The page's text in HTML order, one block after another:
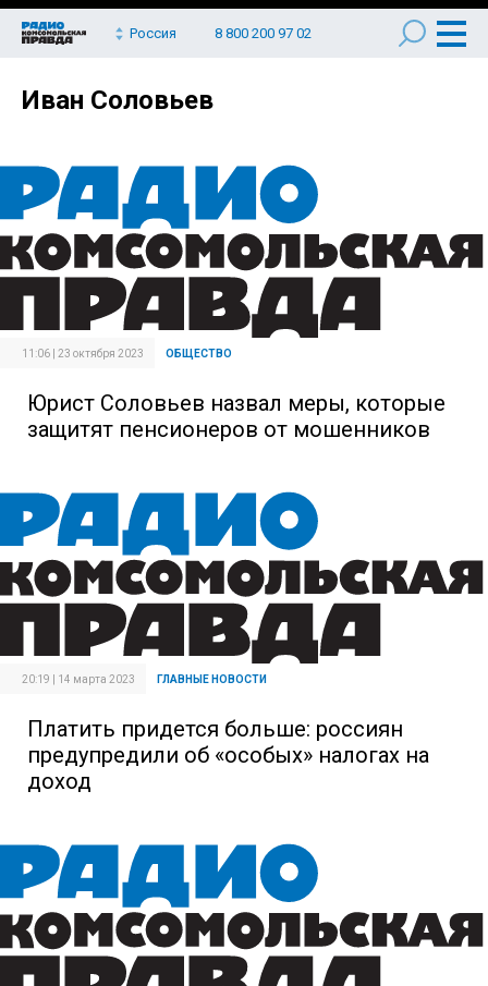
Россия 8 800 200 97 02
Иван Соловьев
11:06 | 23 октября 2023 ОБЩЕСТВО
Юрист Соловьев назвал меры, которые
защитят пенсионеров от мошенников
20:19 | 14 марта 2023 ГЛАВНЫЕ НОВОСТИ
Платить придется больше: россиян
предупредили об «особых» налогах на
доход